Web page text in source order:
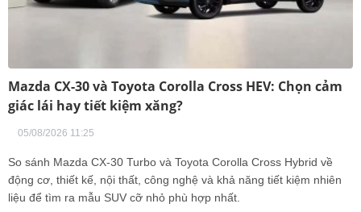
Mazda CX-30 và Toyota Corolla Cross HEV: Chọn cảm
giác lái hay tiết kiệm xăng?
05/08/2026 11:25
So sánh Mazda CX-30 Turbo và Toyota Corolla Cross Hybrid về
động cơ, thiết kế, nội thất, công nghệ và khả năng tiết kiệm nhiên
liệu để tìm ra mẫu SUV cỡ nhỏ phù hợp nhất.